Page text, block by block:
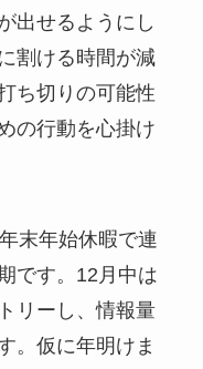
出せるようにし
割ける時間が減
ち切りの可能性
の行動を心掛け
末年始休暇で連
です。12月中は
リーし、情報量
。仮に年明けま